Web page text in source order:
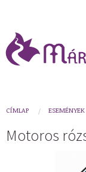
tartalomra
You
are
CÍMLAP ESEMÉNYEK
Motoros